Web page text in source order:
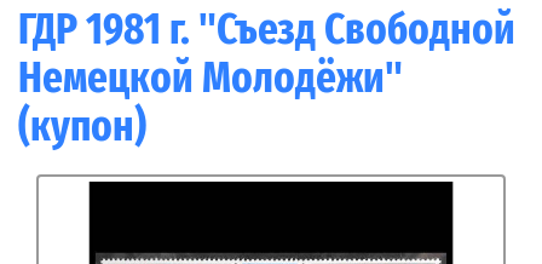
ГДР 1981 г. "Съезд Свободной
Немецкой Молодёжи"
(купон)